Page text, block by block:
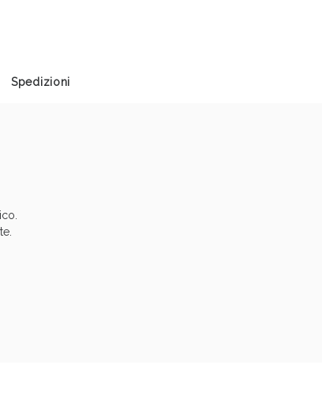
Spedizioni
e Fanghi: Sconto fino al 40% valido